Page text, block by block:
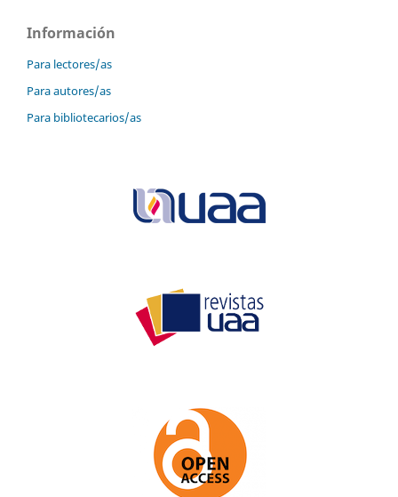
Información
Para lectores/as
Para autores/as
Para bibliotecarios/as